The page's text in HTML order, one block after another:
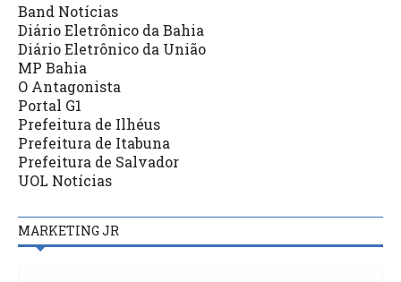
Band Notícias
Diário Eletrônico da Bahia
Diário Eletrônico da União
MP Bahia
O Antagonista
Portal G1
Prefeitura de Ilhéus
Prefeitura de Itabuna
Prefeitura de Salvador
UOL Notícias
MARKETING JR